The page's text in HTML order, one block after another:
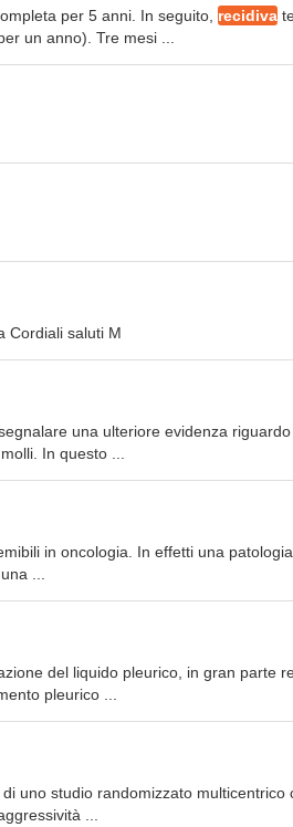
per 5 anni. In seguito, recidiva
un anno). Tre mesi ...
Cordiali saluti M
una ulteriore evidenza
In questo ...
in oncologia. In effetti una
...
del liquido pleurico, in gran parte
pleurico ...
uno studio randomizzato multicentrico
...